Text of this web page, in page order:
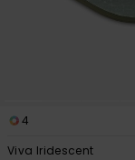
4
Viva Iridescent